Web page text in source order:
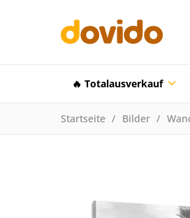
🔥 Totalausverkauf
Startseite Bilder